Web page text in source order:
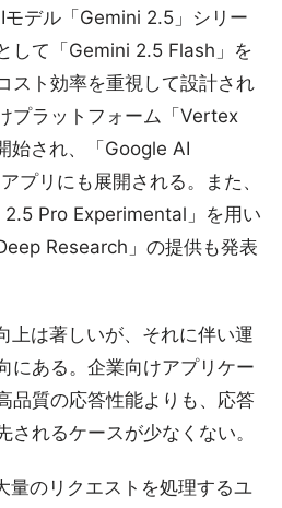
デル「Gemini 2.5」シリー
して「Gemini 2.5 Flash」を
スト効率を重視して設計され
プラットフォーム「Vertex
始され、「Google AI
プリにも展開される。また、
Pro Experimental」を用い
Research」の提供も発表
上は著しいが、それに伴い運
にある。企業向けアプリケー
品質の応答性能よりも、応答
れるケースが少なくない。
のリクエストを処理するユ